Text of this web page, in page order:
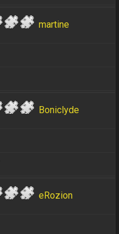
martine
Boniclyde
eRozion